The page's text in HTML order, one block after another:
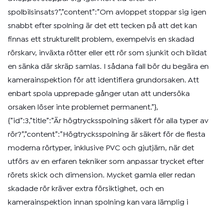
spolbilsinsats?”,”content”:”Om avloppet stoppar sig igen
snabbt efter spolning är det ett tecken på att det kan
finnas ett strukturellt problem, exempelvis en skadad
rörskarv, inväxta rötter eller ett rör som sjunkit och bildat
en sänka där skräp samlas. I sådana fall bör du begära en
kamerainspektion för att identifiera grundorsaken. Att
enbart spola upprepade gånger utan att undersöka
orsaken löser inte problemet permanent.”},
{”id”:3,”title”:”Är högtrycksspolning säkert för alla typer av
rör?”,”content”:”Högtrycksspolning är säkert för de flesta
moderna rörtyper, inklusive PVC och gjutjärn, när det
utförs av en erfaren tekniker som anpassar trycket efter
rörets skick och dimension. Mycket gamla eller redan
skadade rör kräver extra försiktighet, och en
kamerainspektion innan spolning kan vara lämplig i